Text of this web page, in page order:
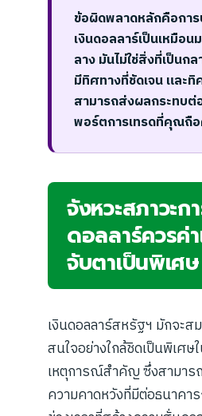
ข้อผิดพลาดหลักคือกา
เงินดอลลาร์เป็นเหมือน
ลาง มันไม่ใช่สิ่งที่เป็นก
มีทิศทางที่ชัดเจน และ
สามารถส่งผลกระทบต่
พอร์ตการเทรดที่คุณถื
จังหวะสภาวะ
ดอลลาร์ควรค่
จับตาเป็นพิเศษ
เงินดอลลาร์สหรัฐฯ มักจะส
สนใจอย่างใกล้ชิดเป็นพิเศษ
เหตุการณ์สำคัญ ซึ่งสามาร
ความคาดหวังที่มีต่อธนาคา